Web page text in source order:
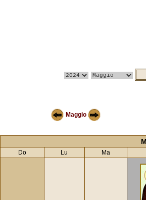
Maggio
Do Lu Ma